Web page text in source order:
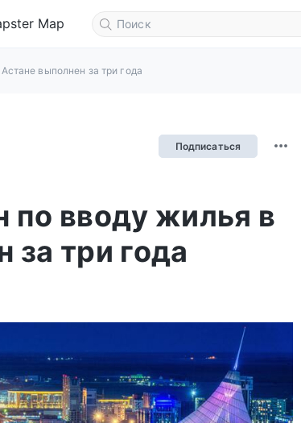
Map
выполнен за три года
Подписаться
по вводу жилья в
за три года